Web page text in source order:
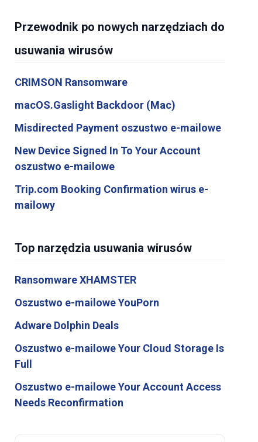
Przewodnik po nowych narzędziach do
usuwania wirusów
CRIMSON Ransomware
macOS.Gaslight Backdoor (Mac)
Misdirected Payment oszustwo e-mailowe
New Device Signed In To Your Account
oszustwo e-mailowe
Trip.com Booking Confirmation wirus e-
mailowy
Top narzędzia usuwania wirusów
Ransomware XHAMSTER
Oszustwo e-mailowe YouPorn
Adware Dolphin Deals
Oszustwo e-mailowe Your Cloud Storage Is
Full
Oszustwo e-mailowe Your Account Access
Needs Reconfirmation